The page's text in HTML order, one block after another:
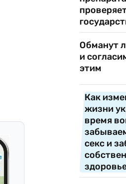
Обманут
и
этим
Как
жизни
время
секс и